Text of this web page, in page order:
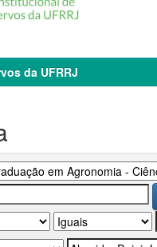
da UFRRJ